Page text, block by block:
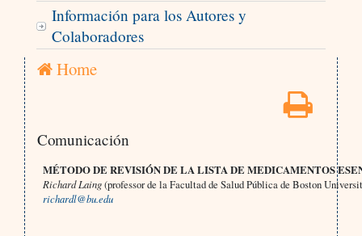
Información para los Autores y
Colaboradores
Home
Comunicación
MÉTODO DE REVISIÓN DE LA LISTA DE MEDICAMENTOS
Richard Laing(professor de la Facultad de Salud Pública de Boston
richardl@bu.edu